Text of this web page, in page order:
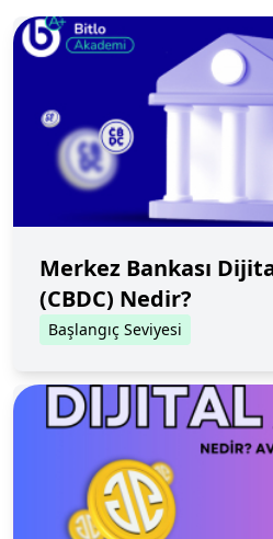
Merkez Bankası
(CBDC) Nedir?
Başlangıç Seviyesi